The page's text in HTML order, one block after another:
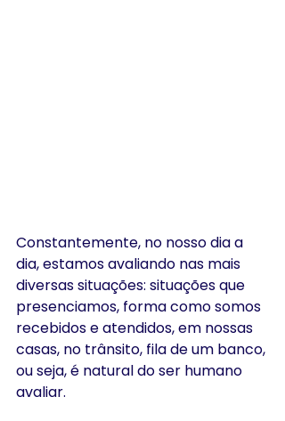
Constantemente, no nosso dia a
dia, estamos avaliando nas mais
diversas situações: situações que
presenciamos, forma como somos
recebidos e atendidos, em nossas
casas, no trânsito, fila de um banco,
ou seja, é natural do ser humano
avaliar.